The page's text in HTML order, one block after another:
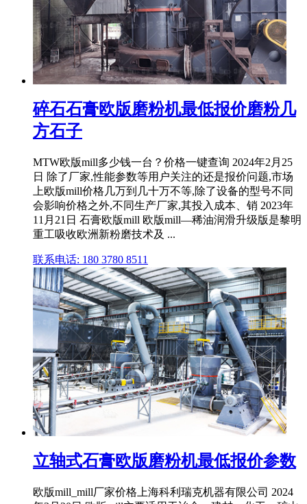
碎石石膏欧版磨粉机最低报价磨粉几
方石子
MTW欧版mill多少钱一台？价格一键查询 2024年2月25
日 除了厂家,性能参数等用户关注的还是报价问题,市场
上欧版mill价格几万到几十万不等,除了设备的型号不同
会影响价格之外,不同生产厂家,其投入成本、销 2023年
11月21日 石膏欧版mill 欧版mill—稀油润滑升级版是黎明
重工吸收欧洲新粉磨技术及 ...
联系电话: 180 3780 8511
立轴式石膏欧版磨粉机最低报价参数
欧版mill_mill厂家价格上海科利瑞克机器有限公司 2024